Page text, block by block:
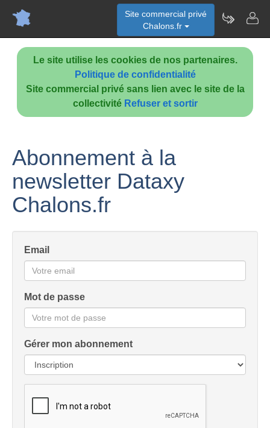
Le site utilise les cookies de nos partenaires.
Politique de confidentialité
Site commercial privé sans lien avec le site de la
collectivité Refuser et sortir
Site commercial privé
Chalons.fr
Abonnement à la
newsletter Dataxy
Chalons.fr
Email
Mot de passe
Gérer mon abonnement